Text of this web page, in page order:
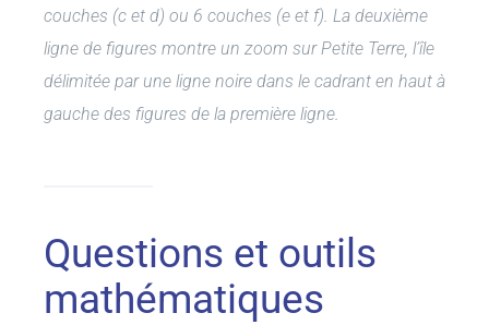
couches (c et d) ou 6 couches (e et f). La deuxième
ligne de figures montre un zoom sur Petite Terre, l’île
délimitée par une ligne noire dans le cadrant en haut à
gauche des figures de la première ligne.
Questions et outils
mathématiques